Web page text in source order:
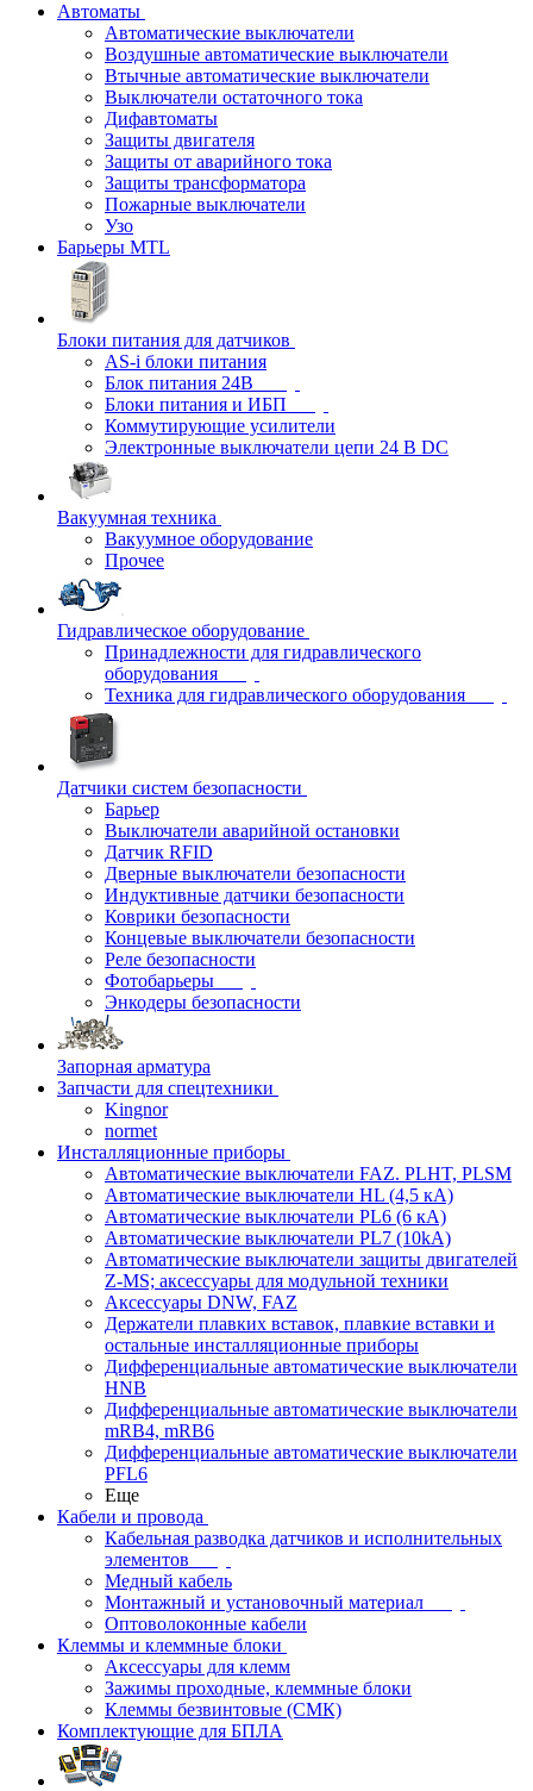
Автоматы
Автоматические выключатели
Воздушные автоматические выключатели
Втычные автоматические выключатели
Выключатели остаточного тока
Дифавтоматы
Защиты двигателя
Защиты от аварийного тока
Защиты трансформатора
Пожарные выключатели
Узо
Барьеры MTL
Блоки питания для датчиков
AS-i блоки питания
Блок питания 24В
Блоки питания и ИБП
Коммутирующие усилители
Электронные выключатели цепи 24 В DC
Вакуумная техника
Вакуумное оборудование
Прочее
Гидравлическое оборудование
Принадлежности для гидравлического
оборудования
Техника для гидравлического оборудования
Датчики систем безопасности
Барьер
Выключатели аварийной остановки
Датчик RFID
Дверные выключатели безопасности
Индуктивные датчики безопасности
Коврики безопасности
Концевые выключатели безопасности
Реле безопасности
Фотобарьеры
Энкодеры безопасности
Запорная арматура
Запчасти для спецтехники
Kingnor
normet
Инсталляционные приборы
Автоматические выключатели FAZ. PLHT, PLSM
Автоматические выключатели HL (4,5 кА)
Автоматические выключатели PL6 (6 кА)
Автоматические выключатели PL7 (10kA)
Автоматические выключатели защиты двигателей
Z-MS; аксессуары для модульной техники
Аксессуары DNW, FAZ
Держатели плавких вставок, плавкие вставки и
остальные инсталляционные приборы
Дифференциальные автоматические выключатели
HNB
Дифференциальные автоматические выключатели
mRB4, mRB6
Дифференциальные автоматические выключатели
PFL6
Еще
Кабели и провода
Кабельная разводка датчиков и исполнительных
элементов
Медный кабель
Монтажный и установочный материал
Оптоволоконные кабели
Клеммы и клеммные блоки
Аксессуары для клемм
Зажимы проходные, клеммные блоки
Клеммы безвинтовые (СМК)
Комплектующие для БПЛА